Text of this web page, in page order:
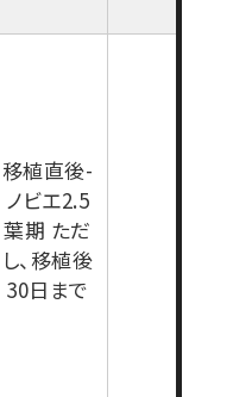
移植直後-
ノビエ2.5
葉期 ただ
し、移植後
30日まで